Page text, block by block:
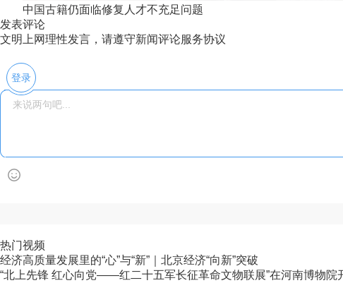
中国古籍仍面临修复人才不充足问题
发表评论
文明上网理性发言，请遵守新闻评论服务协议
登录
热门视频
经济高质量发展里的“心”与“新”｜北京经济“向新”突破
“北上先锋 红心向党——红二十五军长征革命文物联展”在河南博物院